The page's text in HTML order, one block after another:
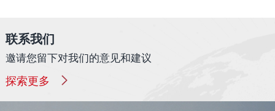
联系我们
邀请您留下对我们的意见和建议
探索更多